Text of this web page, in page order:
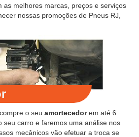
as melhores marcas, preços e serviços
nossas promoções de Pneus RJ,
o seu amortecedorem até 6
seu carro e faremos uma análise nos
mecânicos vão efetuar a troca se